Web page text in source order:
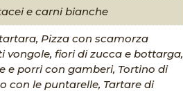
e carni bianche
Pizza con scamorza
fiori di zucca e bottarga,
e porri con gamberi, Tortino di
con le puntarelle, Tartare di